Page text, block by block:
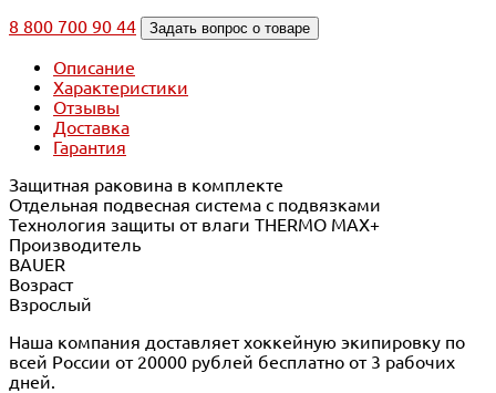
8 800 700 90 44
Задать вопрос о товаре
Описание
Характеристики
Отзывы
Доставка
Гарантия
Защитная раковина в комплекте
Отдельная подвесная система с подвязками
Технология защиты от влаги THERMO MAX+
Производитель
BAUER
Возраст
Взрослый
Наша компания доставляет хоккейную экипировку по
всей России от 20000 рублей бесплатно от 3 рабочих
дней.